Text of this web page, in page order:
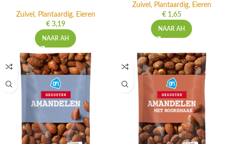
Zuivel, Plantaardig, Eieren
€3,19
NAAR AH
Zuivel, Plantaardig, Eieren
€1,65
NAAR AH